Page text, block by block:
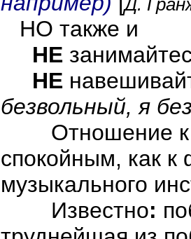
Д.
НО также и
НЕ
НЕ
безвольный, я
Отношение к
спокойным, как
музыкального
Известно: